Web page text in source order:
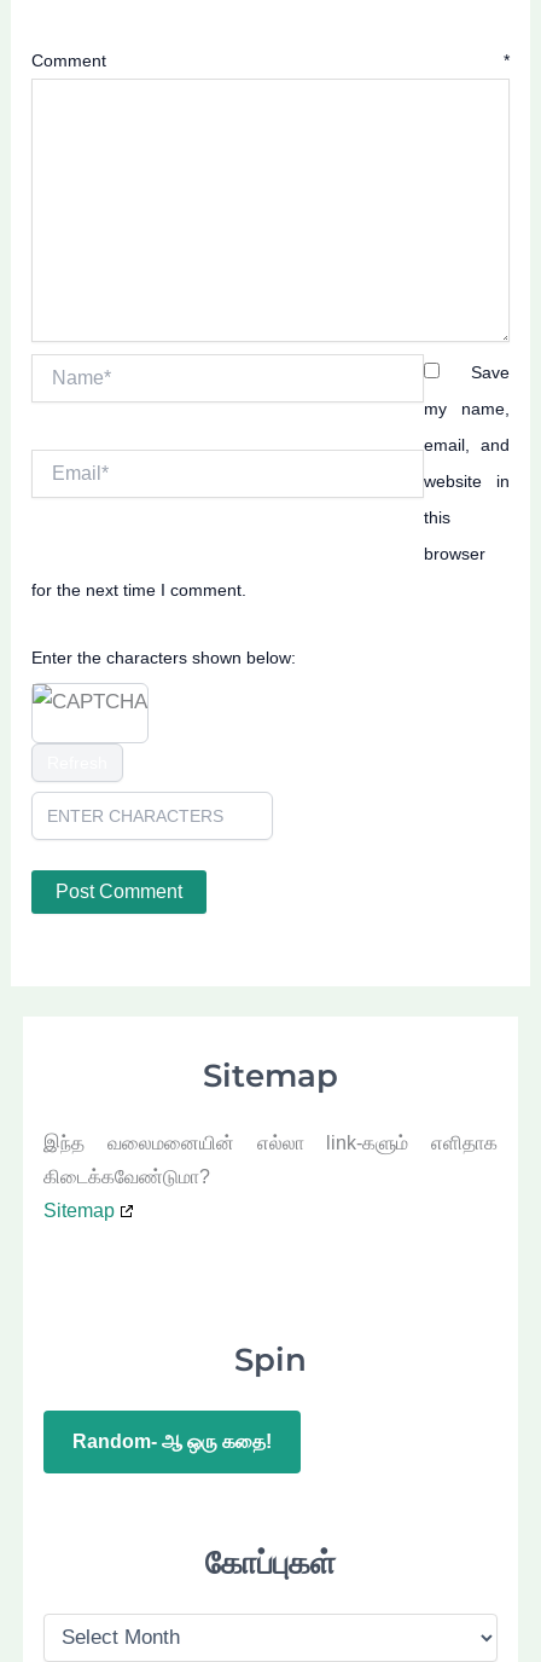
Comment *
Name*
Email*
Save
my name,
email, and
website in
this
browser
for the next time I comment.
Enter the characters shown below:
Sitemap
இந்த வலைமனையின் எல்லா link-களும் எளிதாக
கிடைக்கவேண்டுமா?
Sitemap
Spin
Random- ஆ ஒரு கதை!
கோப்புகள்
கோ